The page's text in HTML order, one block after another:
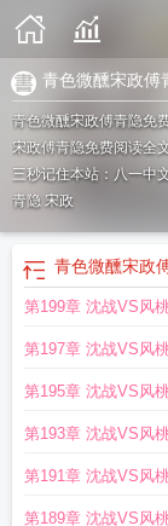
青色微醺宋政傅
青色微醺宋政傅青隐免
宋政傅青隐免费阅读全
三秒记住本站：八一中
青隐 宋政
青色微醺宋政
第199章 沈战VS风
第197章 沈战VS风
第195章 沈战VS风
第193章 沈战VS风
第191章 沈战VS风
第189章 沈战VS风